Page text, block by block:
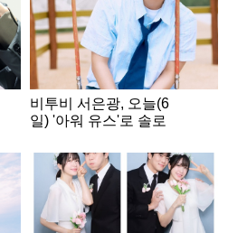
비투비 서은광, 오늘(6
일) '아워 유스'로 솔로